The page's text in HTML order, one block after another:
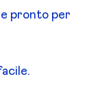
pronto per